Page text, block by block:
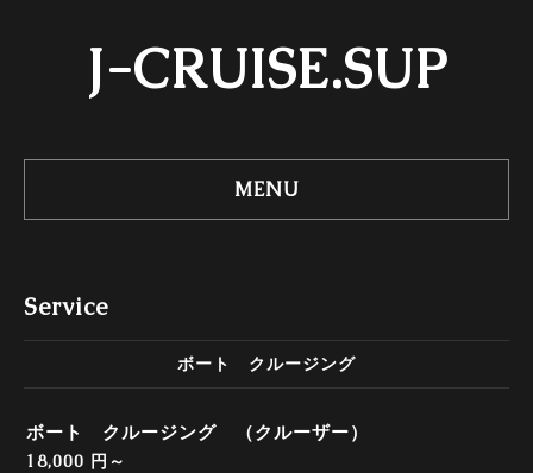
J-CRUISE.SUP
MENU
Service
ボート クルージング
ボート クルージング （クルーザー）
18,000 円～